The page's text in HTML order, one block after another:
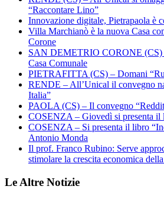
“Raccontare Lino”
Innovazione digitale, Pietrapaola è
Villa Marchianò è la nuova Casa
Corone
SAN DEMETRIO CORONE (CS)
Casa Comunale
PIETRAFITTA (CS) – Domani
RENDE – All’Unical il convegno
Italia”
PAOLA (CS) – Il convegno
COSENZA – Giovedì si presenta
COSENZA – Si presenta il libro
Antonio Monda
Il prof. Franco Rubino: Serve
stimolare la crescita economica
Le Altre Notizie